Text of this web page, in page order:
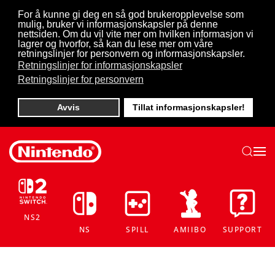
For å kunne gi deg en så god brukeropplevelse som
mulig, bruker vi informasjonskapsler på denne
nettsiden. Om du vil vite mer om hvilken informasjon vi
lagrer og hvorfor, så kan du lese mer om våre
retningslinjer for personvern og informasjonskapsler.
Retningslinjer for informasjonskapsler
Retningslinjer for personvern
Avvis Tillat informasjonskapsler!
Skip to main content
NS2
NS
SPILL AMIIBO SUPPORT